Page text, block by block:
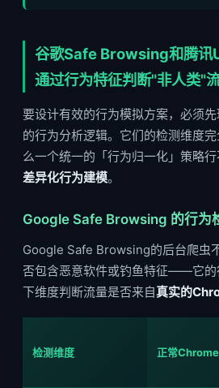
谷歌Safe Browsing和腾讯
通过行为特征判断"非人类"流
要设计有效的行为模拟方案，必须
的行为分析逻辑。它们的检测维度
么一个统一的「行为归一化」策略
差异化行为建模。
Google Safe Browsing 的行为
Google Safe Browsing的后台爬虫
否包含恶意软件或钓鱼特征——它的
下维度判断流量是否来自真实的
检测维度 正常